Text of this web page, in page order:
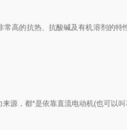
的抗热、抗酸碱及有机溶剂的特
，都*是依靠直流电动机(也可以叫